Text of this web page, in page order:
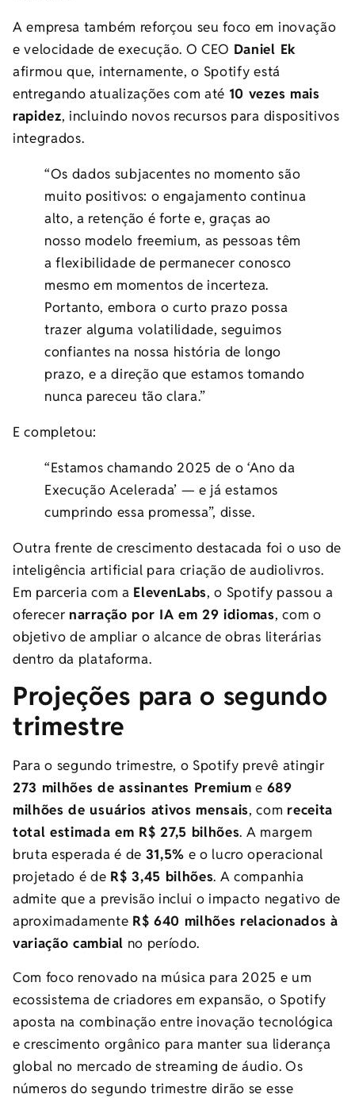
A empresa também reforçou seu foco em inovação
e velocidade de execução. O CEO Daniel Ek
afirmou que, internamente, o Spotify está
entregando atualizações com até 10 vezes mais
rapidez, incluindo novos recursos para dispositivos
integrados.
“Os dados subjacentes no momento são
muito positivos: o engajamento continua
alto, a retenção é forte e, graças ao
nosso modelo freemium, as pessoas têm
a flexibilidade de permanecer conosco
mesmo em momentos de incerteza.
Portanto, embora o curto prazo possa
trazer alguma volatilidade, seguimos
confiantes na nossa história de longo
prazo, e a direção que estamos tomando
nunca pareceu tão clara.”
E completou:
“Estamos chamando 2025 de o ‘Ano da
Execução Acelerada’ — e já estamos
cumprindo essa promessa”, disse.
Outra frente de crescimento destacada foi o uso de
inteligência artificial para criação de audiolivros.
Em parceria com a ElevenLabs, o Spotify passou a
oferecer narração por IA em 29 idiomas, com o
objetivo de ampliar o alcance de obras literárias
dentro da plataforma.
Projeções para o segundo
trimestre
Para o segundo trimestre, o Spotify prevê atingir
273 milhões de assinantes Premium e 689
milhões de usuários ativos mensais, com receita
total estimada em R$ 27,5 bilhões. A margem
bruta esperada é de 31,5% e o lucro operacional
projetado é de R$ 3,45 bilhões. A companhia
admite que a previsão inclui o impacto negativo de
aproximadamente R$ 640 milhões relacionados à
variação cambial no período.
Com foco renovado na música para 2025 e um
ecossistema de criadores em expansão, o Spotify
aposta na combinação entre inovação tecnológica
e crescimento orgânico para manter sua liderança
global no mercado de streaming de áudio. Os
números do segundo trimestre dirão se esse